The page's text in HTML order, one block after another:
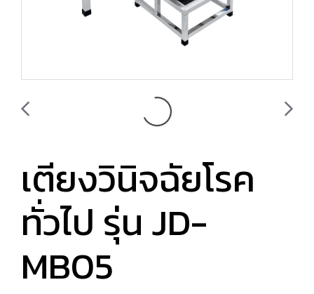
เตียงวินิจฉัยโรค
ทั่วไป รุ่น JD-
MB05